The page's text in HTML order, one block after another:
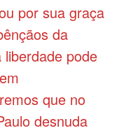
por sua graça
da
pode
que no
desnuda